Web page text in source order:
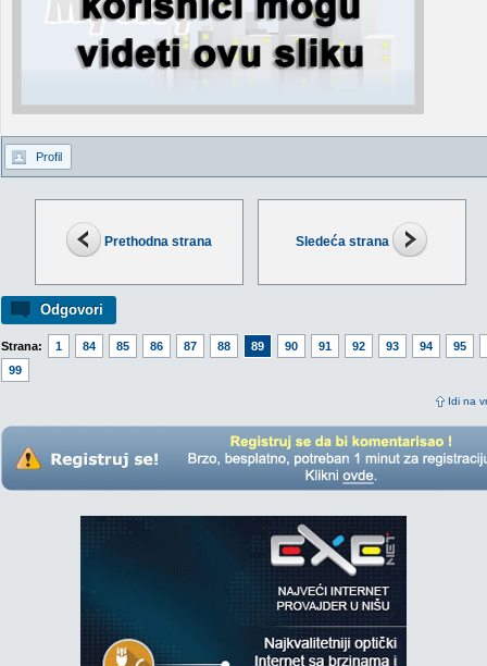
Prethodna strana Sledeća strana
Odgovori
Strana: 1 84 85 86 87 88 89 90 91 92 93 94
95
99
Idi na
Profil